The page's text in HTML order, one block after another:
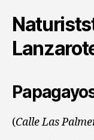
(Calle Las